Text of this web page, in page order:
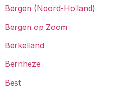
Bergen (Noord-Holland)
Bergen op Zoom
Berkelland
Bernheze
Best